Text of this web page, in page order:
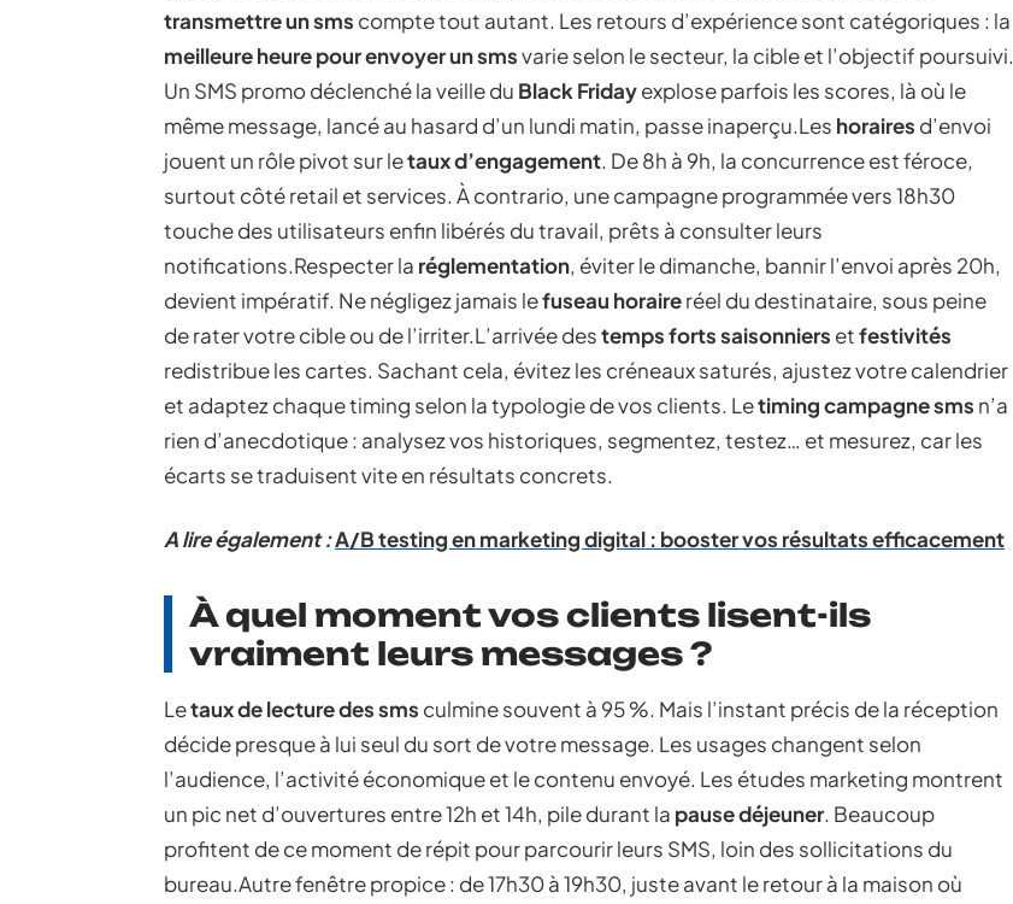
transmettre un sms compte tout autant. Les retours d’expérience sont catégoriques : la
meilleure heure pour envoyer un smsvarie selon le secteur, la cible et l’objectif poursuivi.
Un SMS promo déclenché la veille du Black Fridayexplose parfois les scores, là où le
même message, lancé au hasard d’un lundi matin, passe inaperçu.Les horaires d’envoi
jouent un rôle pivot sur letaux d’engagement. De 8h à 9h, la concurrence est féroce,
surtout côté retail et services. À contrario, une campagne programmée vers 18h30
touche des utilisateurs enfin libérés du travail, prêts à consulter leurs
notifications.Respecter la réglementation, éviter le dimanche, bannir l’envoi après 20h,
devient impératif. Ne négligez jamais lefuseau horaireréel du destinataire, sous peine
de rater votre cible ou de l’irriter.L’arrivée destemps forts saisonniers etfestivités
redistribue les cartes. Sachant cela, évitez les créneaux saturés, ajustez votre calendrier
et adaptez chaque timing selon la typologie de vos clients. Letiming campagne sms n’a
rien d’anecdotique : analysez vos historiques, segmentez, testez… et mesurez, car les
écarts se traduisent vite en résultats concrets.
A lire également :A/B testing en marketing digital : booster vos résultats efficacement
À quel moment vos clients lisent-ils
vraiment leurs messages ?
Letaux de lecture des sms culmine souvent à 95 %. Mais l’instant précis de la réception
décide presque à lui seul du sort de votre message. Les usages changent selon
l’audience, l’activité économique et le contenu envoyé. Les études marketing montrent
un pic net d’ouvertures entre 12h et 14h, pile durant la pause déjeuner. Beaucoup
profitent de ce moment de répit pour parcourir leurs SMS, loin des sollicitations du
bureau.Autre fenêtre propice : de 17h30 à 19h30, juste avant le retour à la maison où